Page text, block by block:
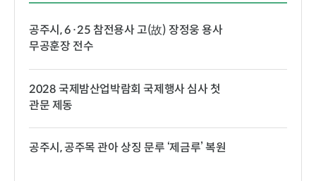
공주시, 6·25 참전용사 고(故) 장정웅 용사
무공훈장 전수
2028 국제밤산업박람회 국제행사 심사 첫
관문 제동
공주시, 공주목 관아 상징 문루 ‘제금루’ 복원